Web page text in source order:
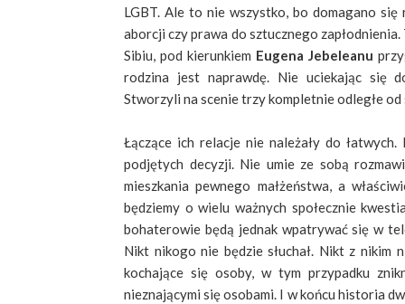
LGBT. Ale to nie wszystko, bo domagano
aborcji czy prawa do sztucznego
Sibiu, pod kierunkiem Eugena Jebeleanu
rodzina jest naprawdę. Nie uciekając się
Stworzyli na scenie trzy kompletnie odległe
Łączące ich relacje nie należały do
podjętych decyzji. Nie umie ze sobą
mieszkania pewnego małżeństwa, a
będziemy o wielu ważnych społecznie
bohaterowie będą jednak wpatrywać się w
Nikt nikogo nie będzie słuchał. Nikt z nikim
kochające się osoby, w tym przypadku
nieznającymi się osobami. I w końcu historia